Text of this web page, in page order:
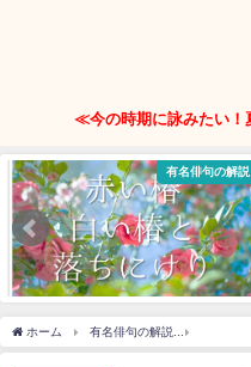
≪今の時期に詠みたい！
有名俳句の解説
ホーム 有名俳句の解説